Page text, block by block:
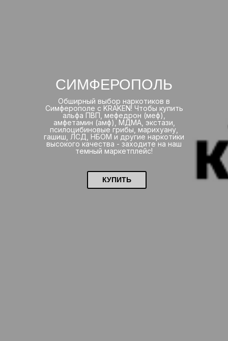
СИМФЕРОПОЛЬ
Обширный выбор наркотиков в
Симферополе с KRAKEN! Чтобы купить
альфа ПВП, мефедрон (меф),
амфетамин (амф), МДМА, экстази,
псилоцибиновые грибы, марихуану,
гашиш, ЛСД, НБОМ и другие наркотики
высокого качества - заходите на наш
темный маркетплейс!
КУПИТЬ